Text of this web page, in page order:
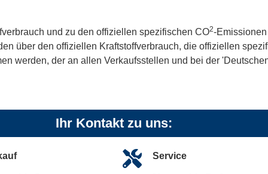
und zu den offiziellen spezifischen CO2-
über den offiziellen Kraftstoffverbrauch, die offiziellen
werden, der an allen Verkaufsstellen und bei der
Ihr Kontakt zu uns:
Service